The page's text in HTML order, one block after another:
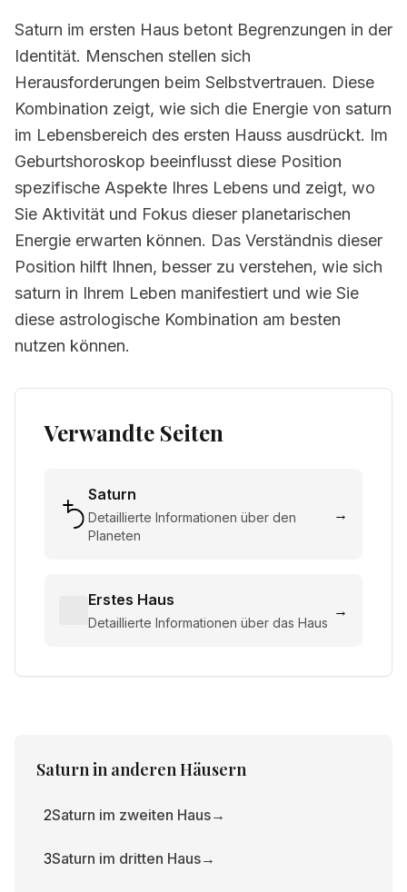
Saturn im ersten Haus betont Begrenzungen in der
Identität. Menschen stellen sich
Herausforderungen beim Selbstvertrauen. Diese
Kombination zeigt, wie sich die Energie von saturn
im Lebensbereich des ersten Hauss ausdrückt. Im
Geburtshoroskop beeinflusst diese Position
spezifische Aspekte Ihres Lebens und zeigt, wo
Sie Aktivität und Fokus dieser planetarischen
Energie erwarten können. Das Verständnis dieser
Position hilft Ihnen, besser zu verstehen, wie sich
saturn in Ihrem Leben manifestiert und wie Sie
diese astrologische Kombination am besten
nutzen können.
Verwandte Seiten
Saturn
Detaillierte Informationen über den
Planeten
→
Erstes Haus
Detaillierte Informationen über das Haus
→
Saturnin anderen Häusern
2Saturn im zweiten Haus→
3Saturn im dritten Haus→